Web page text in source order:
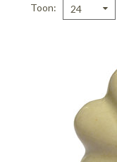
Toon 24